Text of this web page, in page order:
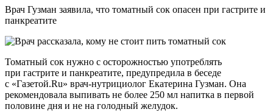
Врач Гузман заявила, что томатный сок опасен при гастрите и
панкреатите
Томатный сок нужно с осторожностью употреблять
при гастрите и панкреатите, предупредила в беседе
с «Газетой.Ru» врач-нутрициолог Екатерина Гузман. Она
рекомендовала выпивать не более 250 мл напитка в первой
половине дня и не на голодный желудок.